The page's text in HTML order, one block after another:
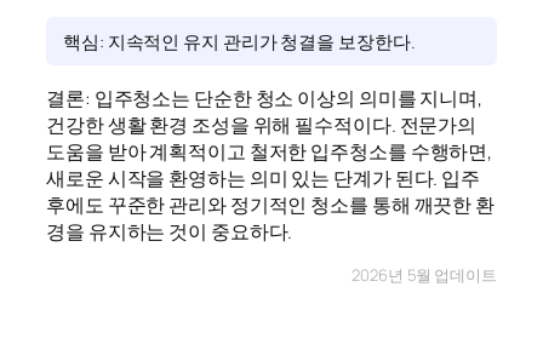
핵심: 지속적인 유지 관리가 청결을 보장한다.
결론: 입주청소는 단순한 청소 이상의 의미를 지니며,
건강한 생활 환경 조성을 위해 필수적이다. 전문가의
도움을 받아 계획적이고 철저한 입주청소를 수행하면,
새로운 시작을 환영하는 의미 있는 단계가 된다. 입주
후에도 꾸준한 관리와 정기적인 청소를 통해 깨끗한 환
경을 유지하는 것이 중요하다.
2026년 5월 업데이트